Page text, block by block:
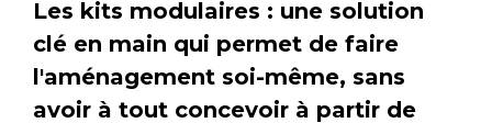
Les kits modulaires : une solution
clé en main qui permet de faire
l'aménagement soi-même, sans
avoir à tout concevoir à partir de